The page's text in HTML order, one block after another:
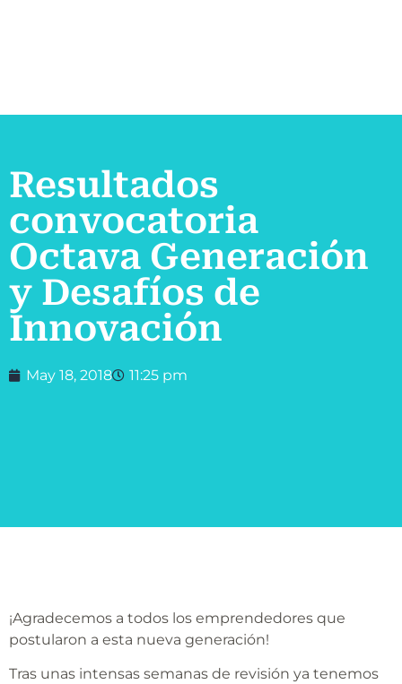
Resultados
convocatoria
Octava Generación
y Desafíos de
Innovación
May 18, 2018 11:25 pm
¡Agradecemos a todos los emprendedores que
postularon a esta nueva generación!
Tras unas intensas semanas de revisión ya tenemos